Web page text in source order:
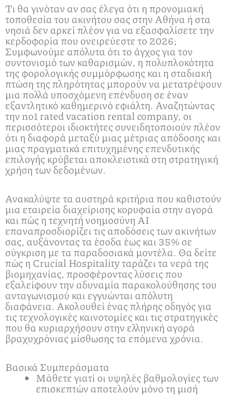
Τι θα γινόταν αν σας έλεγα ότι η προνομιακή
τοποθεσία του ακινήτου σας στην Αθήνα ή στα
νησιά δεν αρκεί πλέον για να εξασφαλίσετε την
κερδοφορία που ονειρεύεστε το 2026;
Συμφωνούμε απόλυτα ότι το άγχος για τον
συντονισμό των καθαρισμών, η πολυπλοκότητα
της φορολογικής συμμόρφωσης και η σταδιακή
πτώση της πληρότητας μπορούν να μετατρέψουν
μια πολλά υποσχόμενη επένδυση σε έναν
εξαντλητικό καθημερινό εφιάλτη. Αναζητώντας
την no1 rated vacation rental company, οι
περισσότεροι ιδιοκτήτες συνειδητοποιούν πλέον
ότι η διαφορά μεταξύ μιας μέτριας απόδοσης και
μιας πραγματικά επιτυχημένης επενδυτικής
επιλογής κρύβεται αποκλειστικά στη στρατηγική
χρήση των δεδομένων.
Ανακαλύψτε τα αυστηρά κριτήρια που καθιστούν
μια εταιρεία διαχείρισης κορυφαία στην αγορά
και πώς η τεχνητή νοημοσύνη ΑΙ
επαναπροσδιορίζει τις αποδόσεις των ακινήτων
σας, αυξάνοντας τα έσοδα έως και 35% σε
σύγκριση με τα παραδοσιακά μοντέλα. Θα δείτε
πώς η Crucial Hospitality ταράζει τα νερά της
βιομηχανίας, προσφέροντας λύσεις που
εξαλείφουν την αδυναμία παρακολούθησης του
ανταγωνισμού και εγγυώνται απόλυτη
διαφάνεια. Ακολουθεί ένας πλήρης οδηγός για
τις τεχνολογικές καινοτομίες και τις στρατηγικές
που θα κυριαρχήσουν στην ελληνική αγορά
βραχυχρόνιας μίσθωσης τα επόμενα χρόνια.
Βασικά Συμπεράσματα
Μάθετε γιατί οι υψηλές βαθμολογίες των
επισκεπτών αποτελούν μόνο τη μισή